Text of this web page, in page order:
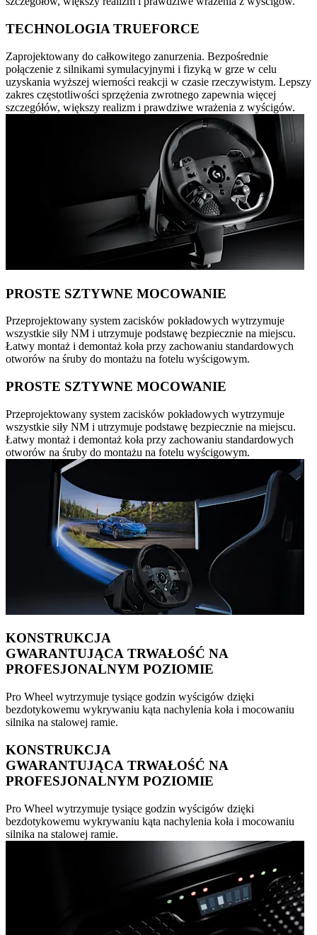
TECHNOLOGIA TRUEFORCE
Zaprojektowany do całkowitego zanurzenia. Bezpośrednie
połączenie z silnikami symulacyjnymi i fizyką w grze w celu
uzyskania wyższej wierności reakcji w czasie rzeczywistym. Lepszy
zakres częstotliwości sprzężenia zwrotnego zapewnia więcej
szczegółów, większy realizm i prawdziwe wrażenia z wyścigów.
PROSTE SZTYWNE MOCOWANIE
Przeprojektowany system zacisków pokładowych wytrzymuje
wszystkie siły NM i utrzymuje podstawę bezpiecznie na miejscu.
Łatwy montaż i demontaż koła przy zachowaniu standardowych
otworów na śruby do montażu na fotelu wyścigowym.
PROSTE SZTYWNE MOCOWANIE
Przeprojektowany system zacisków pokładowych wytrzymuje
wszystkie siły NM i utrzymuje podstawę bezpiecznie na miejscu.
Łatwy montaż i demontaż koła przy zachowaniu standardowych
otworów na śruby do montażu na fotelu wyścigowym.
KONSTRUKCJA
GWARANTUJĄCA TRWAŁOŚĆ NA
PROFESJONALNYM POZIOMIE
Pro Wheel wytrzymuje tysiące godzin wyścigów dzięki
bezdotykowemu wykrywaniu kąta nachylenia koła i mocowaniu
silnika na stalowej ramie.
KONSTRUKCJA
GWARANTUJĄCA TRWAŁOŚĆ NA
PROFESJONALNYM POZIOMIE
Pro Wheel wytrzymuje tysiące godzin wyścigów dzięki
bezdotykowemu wykrywaniu kąta nachylenia koła i mocowaniu
silnika na stalowej ramie.